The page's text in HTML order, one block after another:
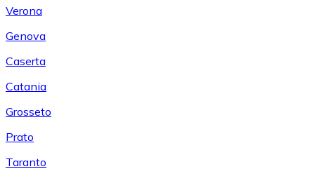
Verona
Genova
Caserta
Catania
Grosseto
Prato
Taranto